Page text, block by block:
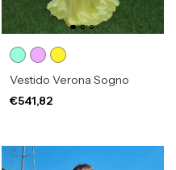
Vestido Verona Sogno
€541,82